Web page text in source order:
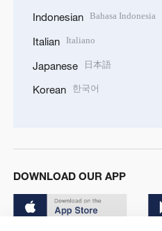
Indonesian Bahasa Indonesia
Italian Italiano
Japanese 日本語
Korean 한국어
DOWNLOAD OUR APP